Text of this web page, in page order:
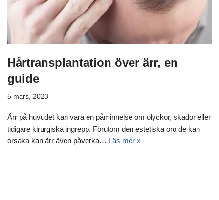
Hårtransplantation över ärr, en
guide
5 mars, 2023
Ärr på huvudet kan vara en påminnelse om olyckor, skador eller
tidigare kirurgiska ingrepp. Förutom den estetiska oro de kan
orsaka kan ärr även påverka… Läs mer »